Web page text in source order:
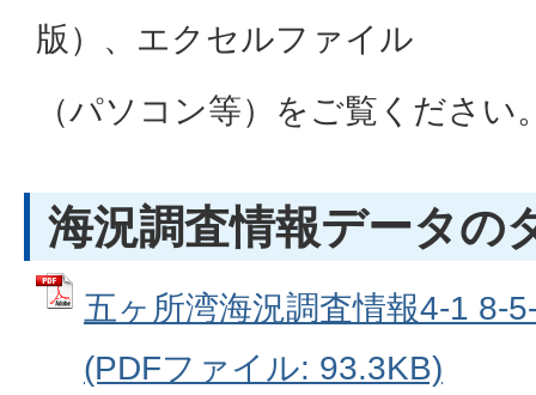
版）、エクセルファイル
（パソコン等）をご覧ください
海況調査情報データの
五ヶ所湾海況調査情報4-1 8-
(PDFファイル: 93.3KB)